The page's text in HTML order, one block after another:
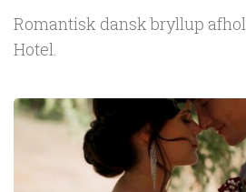
Romantisk dansk bryllup
Hotel.